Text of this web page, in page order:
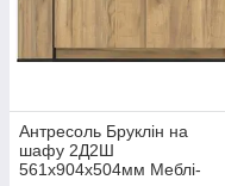
Антресоль Бруклін на
шафу 2Д2Ш
561х904х504мм Меблі-